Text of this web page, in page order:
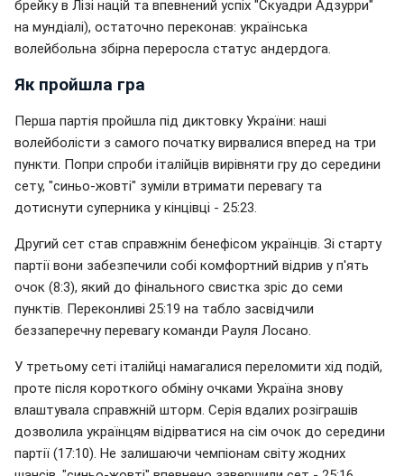
брейку в Лізі націй та впевнений успіх "Скуадри Адзурри"
на мундіалі), остаточно переконав: українська
волейбольна збірна переросла статус андердога.
Як пройшла гра
Перша партія пройшла під диктовку України: наші
волейболісти з самого початку вирвалися вперед на три
пункти. Попри спроби італійців вирівняти гру до середини
сету, "синьо-жовті" зуміли втримати перевагу та
дотиснути суперника у кінцівці - 25:23.
Другий сет став справжнім бенефісом українців. Зі старту
партії вони забезпечили собі комфортний відрив у п'ять
очок (8:3), який до фінального свистка зріс до семи
пунктів. Переконливі 25:19 на табло засвідчили
беззаперечну перевагу команди Рауля Лосано.
У третьому сеті італійці намагалися переломити хід подій,
проте після короткого обміну очками Україна знову
влаштувала справжній шторм. Серія вдалих розіграшів
дозволила українцям відірватися на сім очок до середини
партії (17:10). Не залишаючи чемпіонам світу жодних